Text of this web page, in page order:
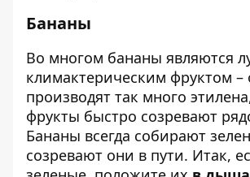
Бананы
Во многом бананы являются
климактерическим фруктом –
производят так много
фрукты быстро созревают
Бананы всегда собирают
созревают они в пути. Итак,